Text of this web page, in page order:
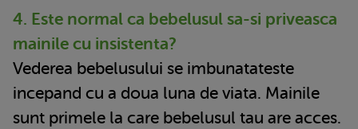
4. Este normal ca bebelusul sa-si priveasca
mainile cu insistenta?
Vederea bebelusului se imbunatateste
incepand cu a doua luna de viata. Mainile
sunt primele la care bebelusul tau are acces.